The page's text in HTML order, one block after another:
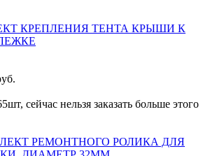
КРЕПЛЕНИЯ ТЕНТА КРЫШИ К
сейчас нельзя заказать больше этого
РЕМОНТНОГО РОЛИКА ДЛЯ